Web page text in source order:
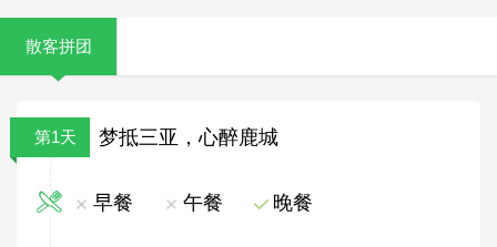
散客拼团
第1天 梦抵三亚，心醉鹿城
早餐 午餐 晚餐